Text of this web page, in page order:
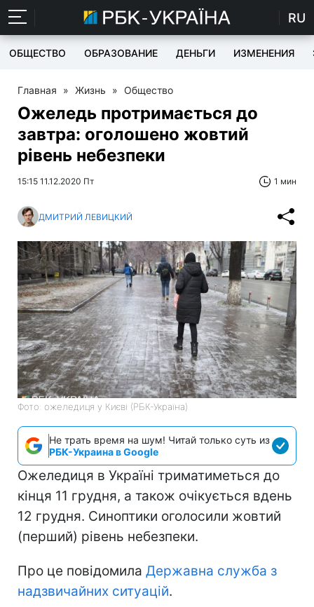
RU
ОБЩЕСТВО ОБРАЗОВАНИЕ ДЕНЬГИ ИЗМЕНЕНИЯ
Главная » Жизнь » Общество
Ожеледь протримається до
завтра: оголошено жовтий
рівень небезпеки
15:15 11.12.2020 Пт 1 мин
ДМИТРИЙ ЛЕВИЦКИЙ
Фото: ожеледиця у Києві (РБК-Україна)
Не трать время на шум! Читай только суть из
РБК-Украина в Google
Ожеледиця в Україні триматиметься до
кінця 11 грудня, а також очікується вдень
12 грудня. Синоптики оголосили жовтий
(перший) рівень небезпеки.
Про це повідомила Державна служба з
надзвичайних ситуацій.